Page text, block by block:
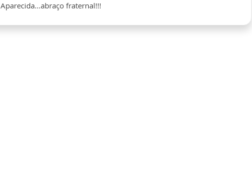
fraternal!!!